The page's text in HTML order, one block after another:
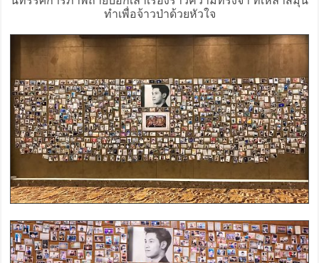
ทำเพื่อจ้าวป่าด้วยหัวใจ